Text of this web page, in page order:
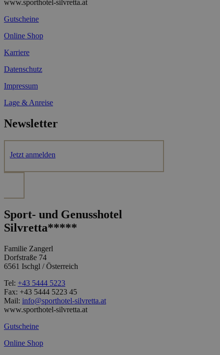
www.sporthotel-silvretta.at
Gutscheine
Online Shop
Karriere
Datenschutz
Impressum
Lage & Anreise
Newsletter
Jetzt anmelden
Sport- und Genusshotel
Silvretta*****
Familie Zangerl
Dorfstraße 74
6561 Ischgl / Österreich
Tel: +43 5444 5223
Fax: +43 5444 5223 45
Mail: info@sporthotel-silvretta.at
www.sporthotel-silvretta.at
Gutscheine
Online Shop